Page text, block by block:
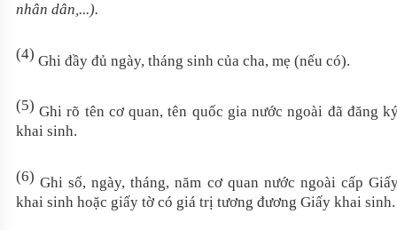
nhân dân,...).
(4) Ghi đầy đủ ngày, tháng sinh của cha, mẹ (nếu có).
(5) Ghi rõ tên cơ quan, tên quốc gia nước ngoài đã đăng
khai sinh.
(6) Ghi số, ngày, tháng, năm cơ quan nước ngoài cấp
khai sinh hoặc giấy tờ có giá trị tương đương Giấy khai sinh.